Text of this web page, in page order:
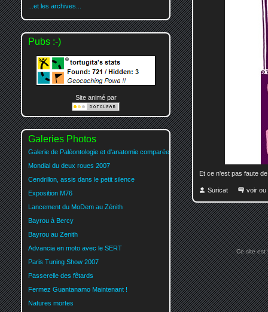
Et ce n'est pas faute
Suricat voir ou
...et les archives...
Pubs :-)
Site animé par
Galeries Photos
Galerie de Paléontologie et d'anatomie comparée
Mondial du deux roues 2007
Cendrillon, assis dans le petit silence
Exposition M76
Lancement du MoDem au Zénith
Bayrou à Bercy
Bayrou au Zenith
Advancia en moto avec le SERT
Paris Tuning Show 2007
Passerelle des fêtards
Fermez Guantanamo Maintenant !
Natures mortes
Ce site est